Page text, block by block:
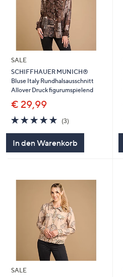
SALE
SCHIFFHAUER MUNICH®
Bluse Italy Rundhalsausschnitt
Allover Druck figurumspielend
€ 29,99
5.0
von
5
(3)
In den Warenkorb
SALE